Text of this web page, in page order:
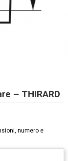
– THIRARD
numero e